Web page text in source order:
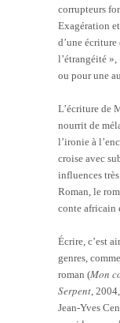
corrupteurs
Exagération
d’une écriture
l’étrangéité »,
ou pour une
L’écriture de
nourrit de
l’ironie à
croise avec
influences
Roman, le
conte africain
Écrire, c’est
genres,
roman (Mon
Serpent,
Jean-Yves